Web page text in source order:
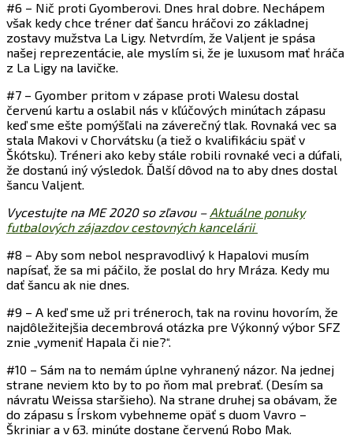
#6 – Nič proti Gyomberovi. Dnes hral dobre. Nechápem
však kedy chce tréner dať šancu hráčovi zo základnej
zostavy mužstva La Ligy. Netvrdím, že Valjent je spása
našej reprezentácie, ale myslím si, že je luxusom mať hráča
z La Ligy na lavičke.
#7 – Gyomber pritom v zápase proti Walesu dostal
červenú kartu a oslabil nás v kľúčových minútach zápasu
keď sme ešte pomýšľali na záverečný tlak. Rovnaká vec sa
stala Makovi v Chorvátsku (a tiež o kvalifikáciu späť v
Škótsku). Tréneri ako keby stále robili rovnaké veci a dúfali,
že dostanú iný výsledok. Ďalší dôvod na to aby dnes dostal
šancu Valjent.
Vycestujte na ME 2020 so zľavou – Aktuálne ponuky
futbalových zájazdov cestovných kancelárii
#8 – Aby som nebol nespravodlivý k Hapalovi musím
napísať, že sa mi páčilo, že poslal do hry Mráza. Kedy mu
dať šancu ak nie dnes.
#9 – A keď sme už pri tréneroch, tak na rovinu hovorím, že
najdôležitejšia decembrová otázka pre Výkonný výbor SFZ
znie „vymeniť Hapala či nie?“.
#10 – Sám na to nemám úplne vyhranený názor. Na jednej
strane neviem kto by to po ňom mal prebrať. (Desím sa
návratu Weissa staršieho). Na strane druhej sa obávam, že
do zápasu s Írskom vybehneme opäť s duom Vavro –
Škriniar a v 63. minúte dostane červenú Robo Mak.